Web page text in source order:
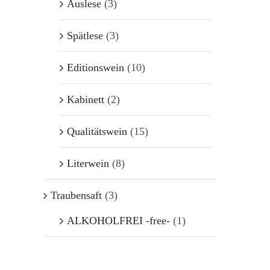
Auslese (3)
Spätlese (3)
Editionswein (10)
Kabinett (2)
Qualitätswein (15)
Literwein (8)
Traubensaft (3)
ALKOHOLFREI -free- (1)